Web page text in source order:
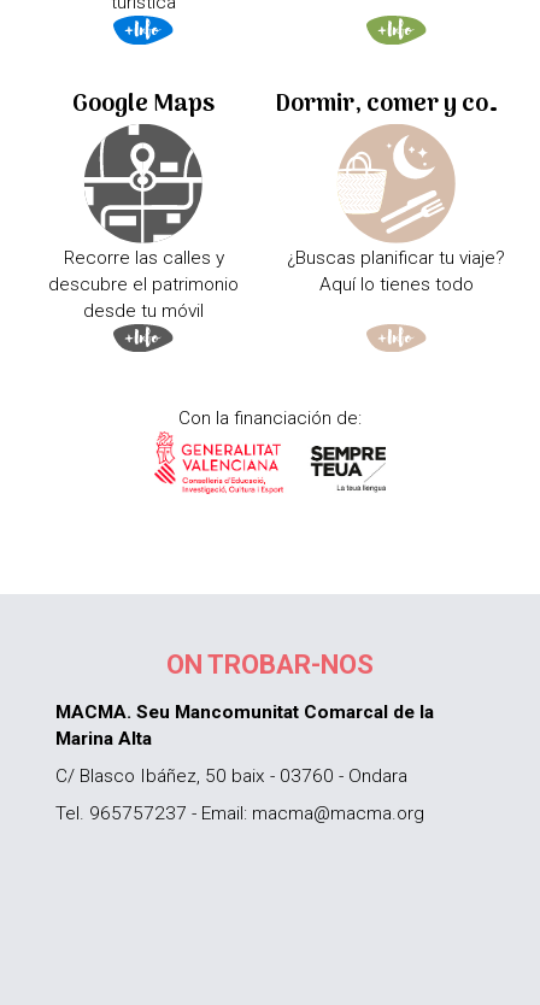
Google Maps
Recorre las calles y
descubre el patrimonio
desde tu móvil
Dormir, comer y comprar
¿Buscas planificar tu viaje?
Aquí lo tienes todo
Con la financiación de:
ON TROBAR-NOS
MACMA. Seu Mancomunitat Comarcal de la
Marina Alta
C/ Blasco Ibáñez, 50 baix - 03760 - Ondara
Tel. 965757237 - Email: macma@macma.org